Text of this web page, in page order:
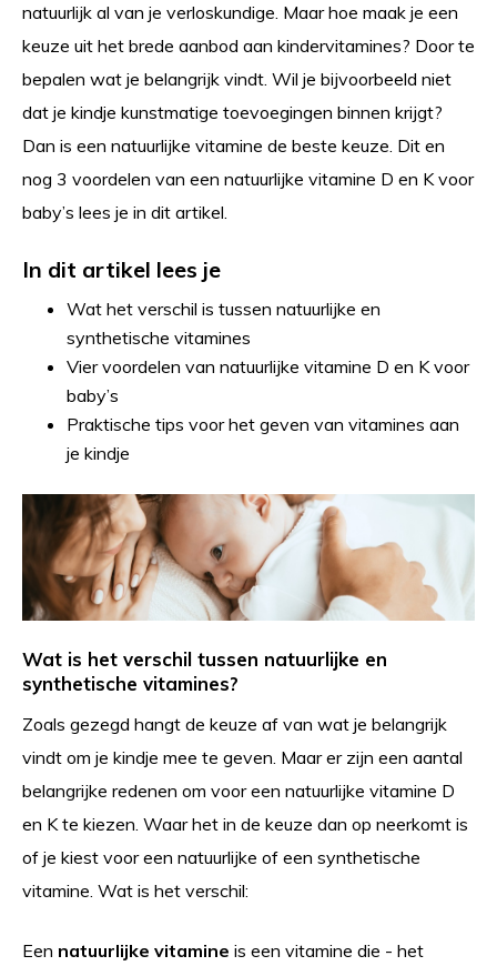
natuurlijk al van je verloskundige. Maar hoe maak je een
keuze uit het brede aanbod aan kindervitamines? Door te
bepalen wat je belangrijk vindt. Wil je bijvoorbeeld niet
dat je kindje kunstmatige toevoegingen binnen krijgt?
Dan is een natuurlijke vitamine de beste keuze. Dit en
nog 3 voordelen van een natuurlijke vitamine D en K voor
baby’s lees je in dit artikel.
In dit artikel lees je
Wat het verschil is tussen natuurlijke en
synthetische vitamines
Vier voordelen van natuurlijke vitamine D en K voor
baby’s
Praktische tips voor het geven van vitamines aan
je kindje
Wat is het verschil tussen natuurlijke en
synthetische vitamines?
Zoals gezegd hangt de keuze af van wat je belangrijk
vindt om je kindje mee te geven. Maar er zijn een aantal
belangrijke redenen om voor een natuurlijke vitamine D
en K te kiezen. Waar het in de keuze dan op neerkomt is
of je kiest voor een natuurlijke of een synthetische
vitamine. Wat is het verschil:
Een natuurlijke vitamine is een vitamine die - het